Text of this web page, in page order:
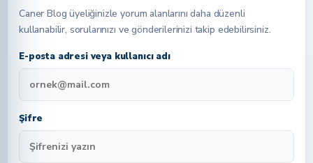
Caner Blog üyeliğinizle yorum alanlarını daha düzenli
kullanabilir, sorularınızı ve gönderilerinizi takip edebilirsiniz.
E-posta adresi veya kullanıcı adı
Şifre